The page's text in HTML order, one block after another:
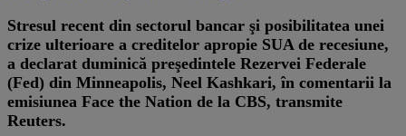
Stresul recent din sectorul bancar şi posibilitatea unei
crize ulterioare a creditelor apropie SUA de recesiune,
a declarat duminică preşedintele Rezervei Federale
(Fed) din Minneapolis, Neel Kashkari, în comentarii la
emisiunea Face the Nation de la CBS, transmite
Reuters.